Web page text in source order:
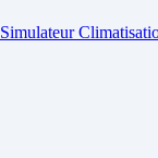
Simulateur